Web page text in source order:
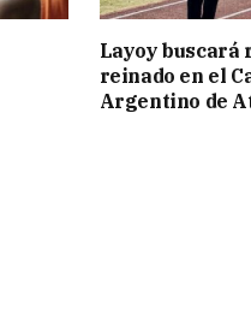
Layoy buscará
reinado en el
Argentino de